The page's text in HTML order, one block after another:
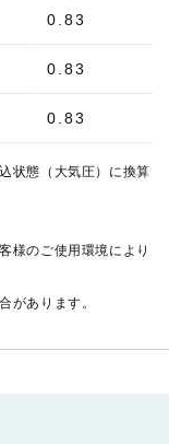
0.83
0.83
0.83
状態（大気圧）に換算
様のご使用環境により
があります。